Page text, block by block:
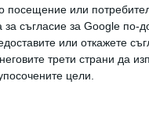
посещение или
за съгласие за Google по-
или откажете
трети страни да
цели.
нов удар по населението
дефицит на основни
лекарства. През
хората са били